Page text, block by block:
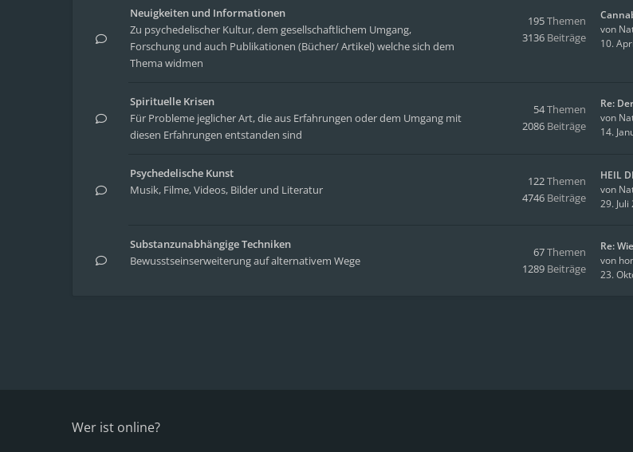
Neuigkeiten und Informationen
Zu psychedelischer Kultur, dem gesellschaftlichem Umgang,
Forschung und auch Publikationen (Bücher/ Artikel) welche sich dem
Thema widmen
195Themen
3136 Beiträge
von
10.
Spirituelle Krisen
Für Probleme jeglicher Art, die aus Erfahrungen oder dem Umgang mit
diesen Erfahrungen entstanden sind
54Themen
2086 Beiträge
Re:
von
14.
Psychedelische Kunst
Musik, Filme, Videos, Bilder und Literatur
122Themen
4746 Beiträge
HEIL
von
29. Juli
Substanzunabhängige Techniken
Bewusstseinserweiterung auf alternativem Wege
67Themen
1289 Beiträge
Re:
von
23.
Wer ist online?